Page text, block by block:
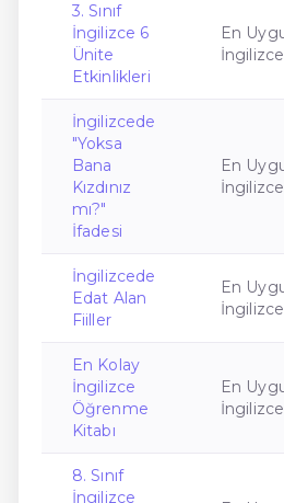
3. Sınıf
İngilizce 6
Ünite
Etkinlikleri
En
İngilizce
İngilizcede
"Yoksa
Bana
Kızdınız
mı?"
İfadesi
En
İngilizce
İngilizcede
Edat Alan
Fiiller
En
İngilizce
En Kolay
İngilizce
Öğrenme
Kitabı
En
İngilizce
8. Sınıf
İngilizce